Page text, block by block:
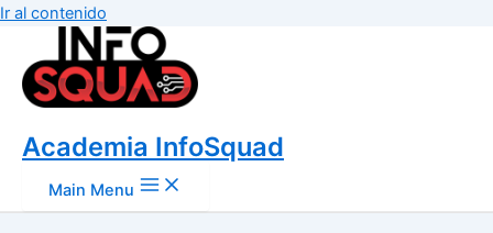
Ir al contenido
Academia InfoSquad
Main Menu